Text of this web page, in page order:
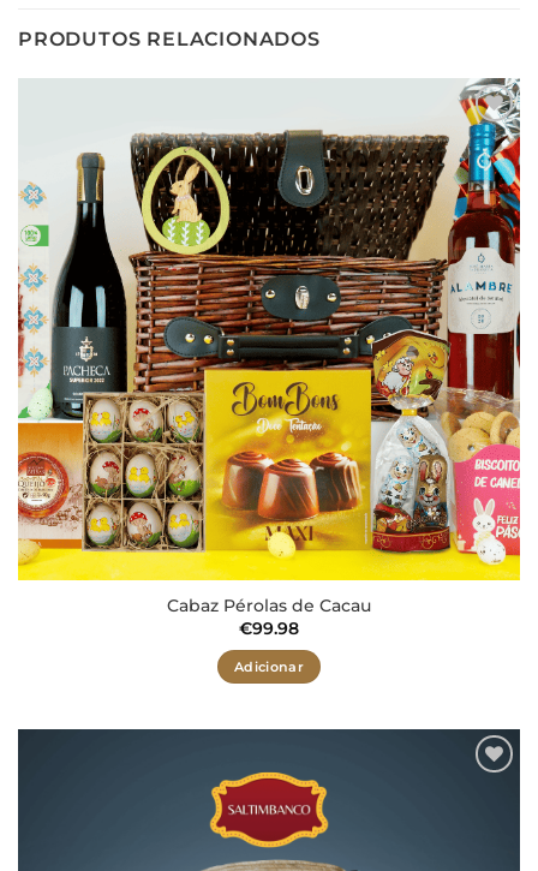
PRODUTOS RELACIONADOS
Adicionar
aos meus
desejos
Cabaz Pérolas de Cacau
€99.98
Adicionar